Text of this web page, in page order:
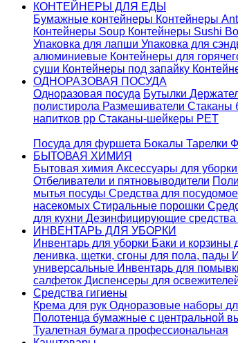
КОНТЕЙНЕРЫ ДЛЯ ЕДЫ
Бумажные контейнеры Контейнеры
Контейнеры Soup Контейнеры Sushi
Упаковка для лапши Упаковка для
алюминиевые Контейнеры для
суши Контейнеры под запайку
ОДНОРАЗОВАЯ ПОСУДА
Одноразовая посуда Бутылки
полистирола Размешиватели Стаканы
напитков pp Стаканы-шейкеры PET
Посуда для фуршета Бокалы Тарелки
БЫТОВАЯ ХИМИЯ
Бытовая химия Аксессуары для уборки
Отбеливатели и пятновыводители
мытья посуды Средства для
насекомых Стиральные порошки
для кухни Дезинфицирующие средства
ИНВЕНТАРЬ ДЛЯ УБОРКИ
Инвентарь для уборки Баки и корзины
ленивка, щетки, сгоны для пола, пады
универсальные Инвентарь для
салфеток Диспенсеры для
Средства гигиены
Крема для рук Одноразовые наборы
Полотенца бумажные с центральной
Туалетная бумага профессиональная